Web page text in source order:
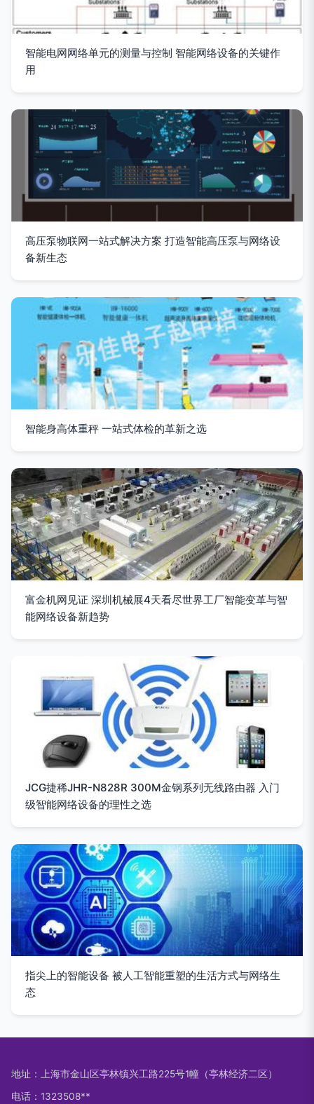
智能电网网络单元的测量与控制 智能网络设备的关键作
用
高压泵物联网一站式解决方案 打造智能高压泵与网络设
备新生态
智能身高体重秤 一站式体检的革新之选
富金机网见证 深圳机械展4天看尽世界工厂智能变革与智
能网络设备新趋势
JCG捷稀JHR-N828R 300M金钢系列无线路由器 入门
级智能网络设备的理性之选
指尖上的智能设备 被人工智能重塑的生活方式与网络生
态
地址：上海市金山区亭林镇兴工路225号1幢（亭林经济二区）
电话：1323508**